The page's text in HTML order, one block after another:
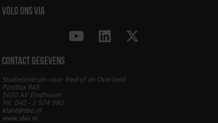
Volg ons via
Contact gegevens
Studiecentrum voor Bedrijf en Overheid
Postbus 845
5600 AV Eindhoven
Tel. 040 - 2 974 980
klant@sbo.nl
www.sbo.nl